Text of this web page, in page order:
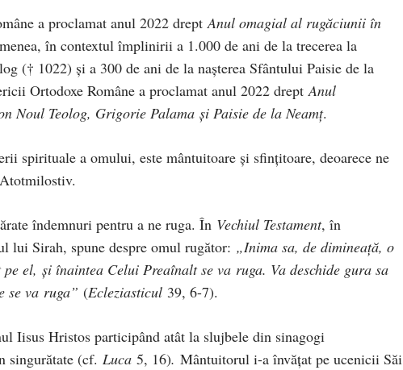
a proclamat anul 2022 drept Anul omagial al rugăciunii în
în contextul împlinirii a 1.000 de ani de la trecerea la
(† 1022) și a 300 de ani de la nașterea Sfântului Paisie de la
Ortodoxe Române a proclamat anul 2022 drept Anul
Noul Teolog, Grigorie Palama și Paisie de la Neamț.
spirituale a omului, este mântuitoare și sfințitoare, deoarece ne
îndemnuri pentru a ne ruga. În Vechiul Testament, în
lui Sirah, spune despre omul rugător: „Inima sa, de dimineață, o
el, și înaintea Celui Preaînalt se va ruga. Va deschide gura sa
se va ruga” (Ecleziasticul 39, 6-7).
Iisus Hristos participând atât la slujbele din sinagogi
singurătate (cf. Luca 5, 16). Mântuitorul i-a învățat pe ucenicii Săi